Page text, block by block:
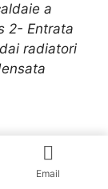
a
2- Entrata
radiatori
nel settore
Caldaie
Email